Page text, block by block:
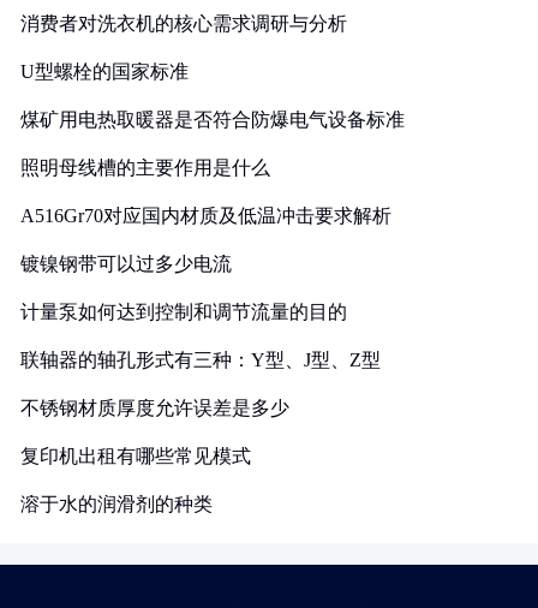
消费者对洗衣机的核心需求调研与分析
U型螺栓的国家标准
煤矿用电热取暖器是否符合防爆电气设备标准
照明母线槽的主要作用是什么
A516Gr70对应国内材质及低温冲击要求解析
镀镍钢带可以过多少电流
计量泵如何达到控制和调节流量的目的
联轴器的轴孔形式有三种：Y型、J型、Z型
不锈钢材质厚度允许误差是多少
复印机出租有哪些常见模式
溶于水的润滑剂的种类